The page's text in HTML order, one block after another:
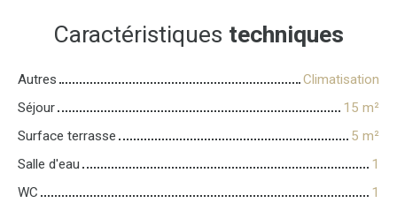
Caractéristiques techniques
Autres
Climatisation
Séjour
15 m²
Surface terrasse
5 m²
Salle d'eau
1
WC
1